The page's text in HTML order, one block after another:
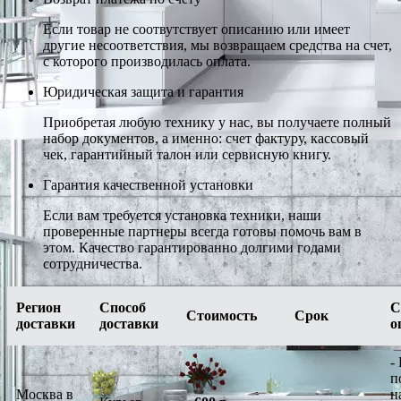
Если товар не соотвутствует описанию или имеет
другие несоответствия, мы возвращаем средства на счет,
с которого производилась оплата.
Юридическая защита и гарантия
Приобретая любую технику у нас, вы получаете полный
набор документов, а именно: счет фактуру, кассовый
чек, гарантийный талон или сервисную книгу.
Гарантия качественной установки
Если вам требуется установка техники, наши
проверенные партнеры всегда готовы помочь вам в
этом. Качество гарантированно долгими годами
сотрудничества.
Регион
доставки
Способ
доставки
Стоимость Срок
Москва в
-